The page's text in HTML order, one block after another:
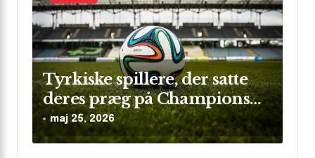
Tyrkiske spillere, der satte
deres præg på Champions
League
maj 25, 2026